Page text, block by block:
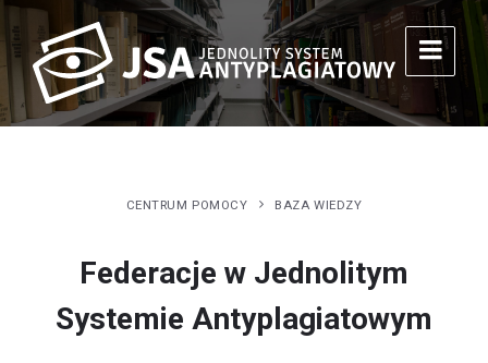
CENTRUM POMOCY BAZA WIEDZY
Federacje w Jednolitym
Systemie Antyplagiatowym